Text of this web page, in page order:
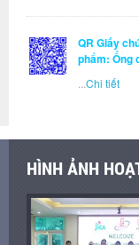
QR Giấy
phẩm: Ống
Chi tiết
HÌNH ẢNH